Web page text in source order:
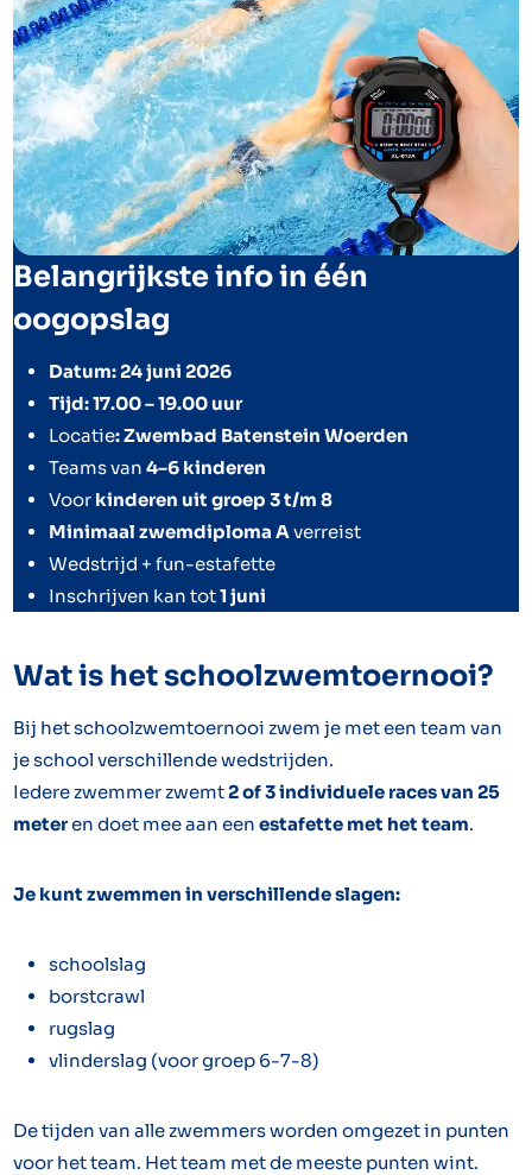
Belangrijkste info in één
oogopslag
Datum: 24 juni 2026
Tijd: 17.00 – 19.00 uur
Locatie: Zwembad Batenstein Woerden
Teams van4–6 kinderen
Voor kinderen uit groep 3 t/m 8
Minimaal zwemdiploma A verreist
Wedstrijd + fun-estafette
Inschrijven kan tot1 juni
Wat is het schoolzwemtoernooi?
Bij het schoolzwemtoernooi zwem je met een team van
je school verschillende wedstrijden.
Iedere zwemmer zwemt2 of 3 individuele races van 25
meteren doet mee aan eenestafette met het team.
Je kunt zwemmen in verschillende slagen:
schoolslag
borstcrawl
rugslag
vlinderslag (voor groep 6-7-8)
De tijden van alle zwemmers worden omgezet in punten
voor het team. Het team met de meeste punten wint.